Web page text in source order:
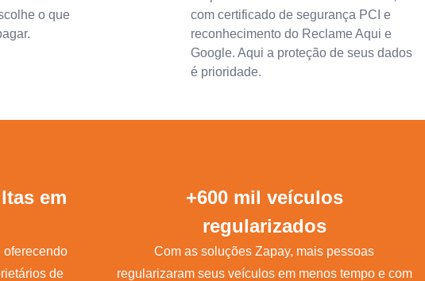
o que
com certificado de segurança PCI e
reconhecimento do Reclame Aqui e
Google. Aqui a proteção de seus dados
é prioridade.
em
oferecendo
de
+600 mil veículos
regularizados
Com as soluções Zapay, mais pessoas
regularizaram seus veículos em menos tempo e com